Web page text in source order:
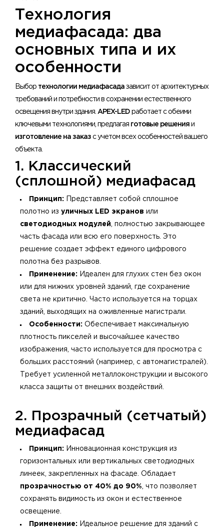
Технология
медиафасада: два
основных типа и их
особенности
Выбор технологии медиафасада зависит от архитектурных
требований и потребности в сохранении естественного
освещения внутри здания. APEX-LED работает с обеими
ключевыми технологиями, предлагая готовые решения и
изготовление на заказ с учетом всех особенностей вашего
объекта.
1. Классический
(сплошной) медиафасад
Принцип: Представляет собой сплошное
полотно из уличных LED экранов или
светодиодных модулей , полностью закрывающее
часть фасада или всю его поверхность. Это
решение создает эффект единого цифрового
полотна без разрывов.
Применение: Идеален для глухих стен без окон
или для нижних уровней зданий, где сохранение
света не критично. Часто используется на торцах
зданий, выходящих на оживленные магистрали.
Особенности: Обеспечивает максимальную
плотность пикселей и высочайшее качество
изображения, часто используется для просмотра с
больших расстояний (например, с автомагистралей).
Требует усиленной металлоконструкции и высокого
класса защиты от внешних воздействий.
2. Прозрачный (сетчатый)
медиафасад
Принцип: Инновационная конструкция из
горизонтальных или вертикальных светодиодных
линеек, закрепленных на фасаде. Обладает
прозрачностью от 40% до 90% , что позволяет
сохранять видимость из окон и естественное
освещение.
Применение: Идеальное решение для зданий с